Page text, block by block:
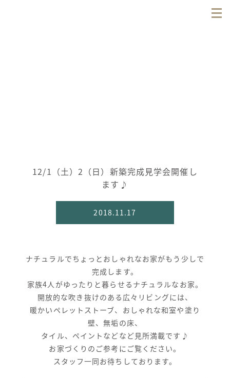
12/1（土）2（日）新築完成見学会開催し
ます♪
2018.11.17
ナチュラルでちょっとおしゃれなお家がもう少しで
完成します。
家族4人がゆったりと暮らせるナチュラルなお家。
開放的な吹き抜けのある広々リビングには、
暖かいペレットストーブ、おしゃれな和室や塗り
壁、無垢の床、
タイル、ペイントなどなど見所満載です♪
お家づくりのご参考にご覧ください。
スタッフ一同お待ちしております。